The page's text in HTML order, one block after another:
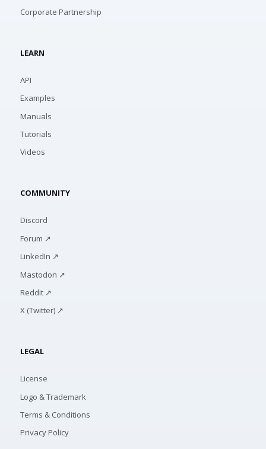
Corporate Partnership
LEARN
API
Examples
Manuals
Tutorials
Videos
COMMUNITY
Discord
Forum ↗
LinkedIn ↗
Mastodon ↗
Reddit ↗
X (Twitter) ↗
LEGAL
License
Logo & Trademark
Terms & Conditions
Privacy Policy